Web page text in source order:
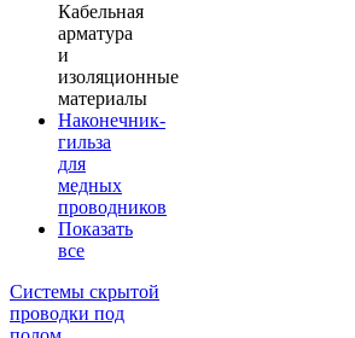
Кабельная
арматура
и
изоляционные
материалы
Наконечник-
гильза
для
медных
проводников
Показать
все
Системы скрытой
проводки под